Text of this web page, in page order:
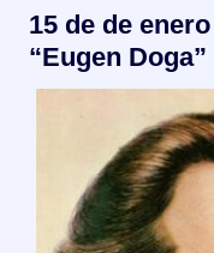
15 de de
“Eugen Doga”